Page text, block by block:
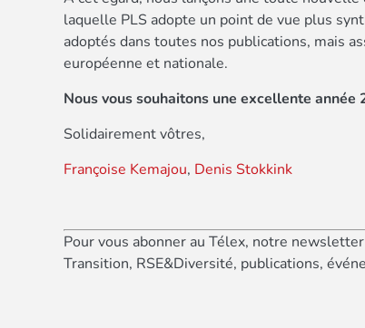
laquelle PLS adopte un point de vue plus
adoptés dans toutes nos publications, mais
européenne et nationale.
Nous vous souhaitons une excellente
Solidairement vôtres,
Françoise Kemajou, Denis Stokkink
Pour vous abonner au Télex, notre
Transition, RSE&Diversité, publications,